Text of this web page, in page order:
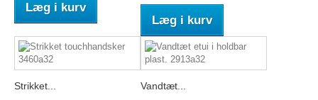
Læg i kurv
Læg i kurv
Strikket... Vandtæt...